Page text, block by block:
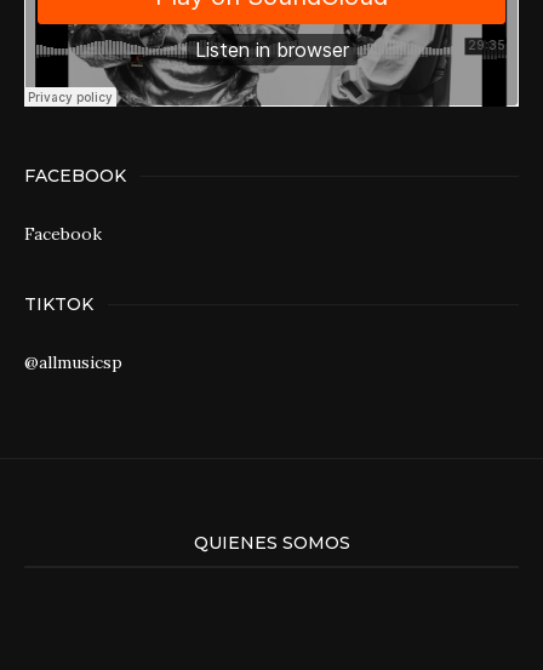
FACEBOOK
Facebook
TIKTOK
@allmusicsp
QUIENES SOMOS